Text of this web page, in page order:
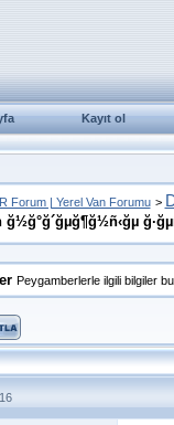
Kayıt ol
Forum | Yerel Van Forumu >
ğ½ğ°ğ´ğµğ¶ğ½ñ‹ğµ
Peygamberlerle ilgili bilgiler